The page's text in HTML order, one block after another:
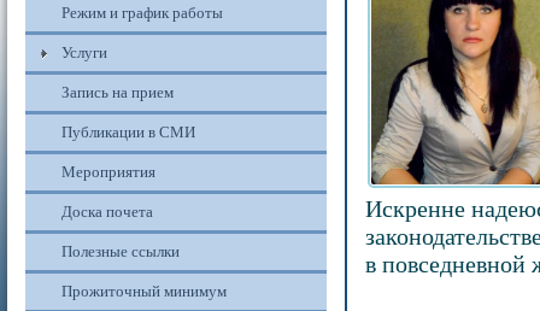
Режим и график работы
Услуги
Запись на прием
Публикации в СМИ
Мероприятия
Доска почета
Полезные ссылки
Прожиточный минимум
Искренне
в повседневной